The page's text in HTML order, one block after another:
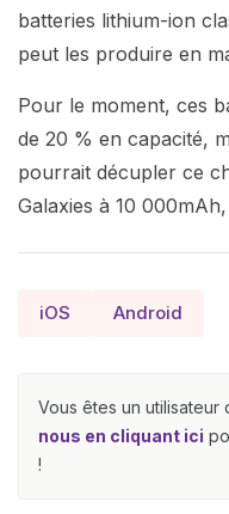
batteries lithium-ion
peut les produire en
Pour le moment, ces
de 20 % en capacité,
pourrait décupler ce
Galaxies à 10
iOS Android
Vous êtes un utilisateur
nous en cliquant ici
!